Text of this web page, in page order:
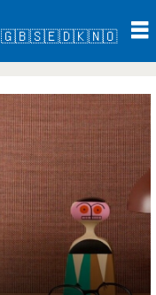
🇬🇧🇸🇪🇩🇰🇳🇴